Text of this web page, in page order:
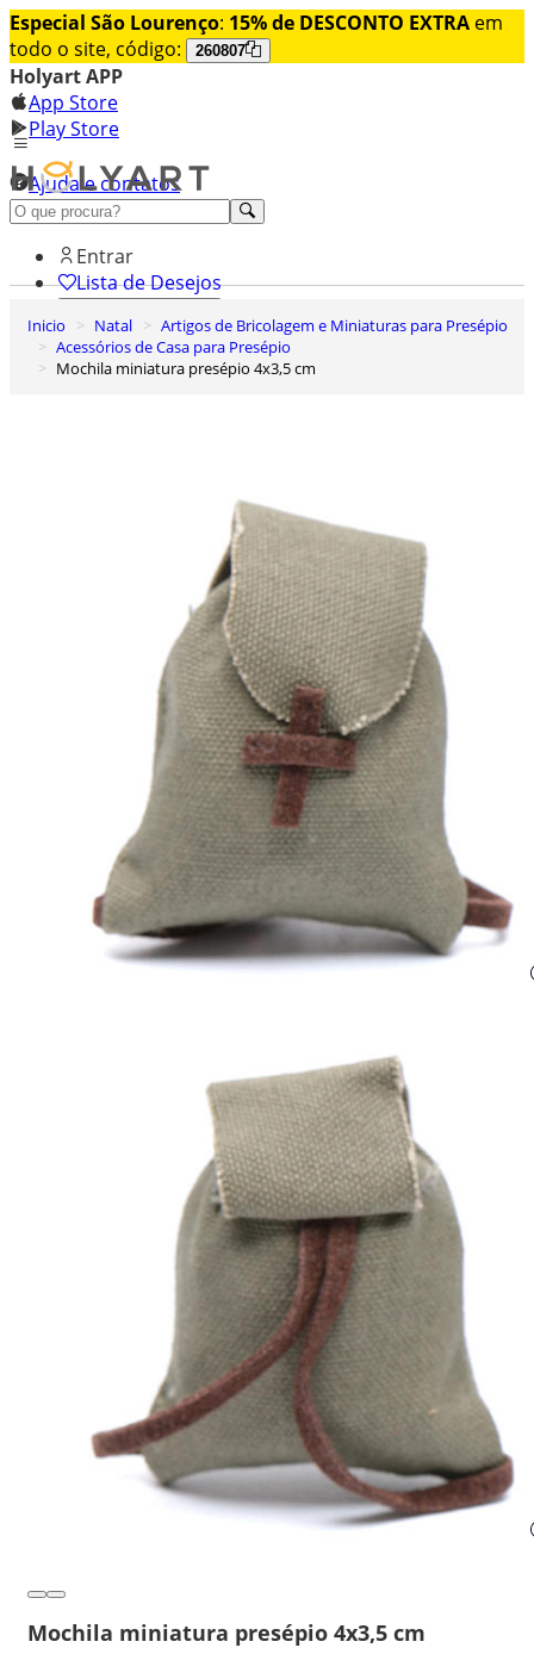
Especial São Lourenço: 15% de DESCONTO EXTRA em
todo o site, código:
260807
Holyart APP
App Store
Play Store
Ajuda e contatos
Conheça premium
Entrar
Lista de Desejos
Carrinho de Compras
Inicio Natal
Artigos de Bricolagem e Miniaturas para Presépio
Acessórios de Casa para Presépio
Mochila miniatura presépio 4x3,5 cm
Mochila miniatura presépio 4x3,5 cm